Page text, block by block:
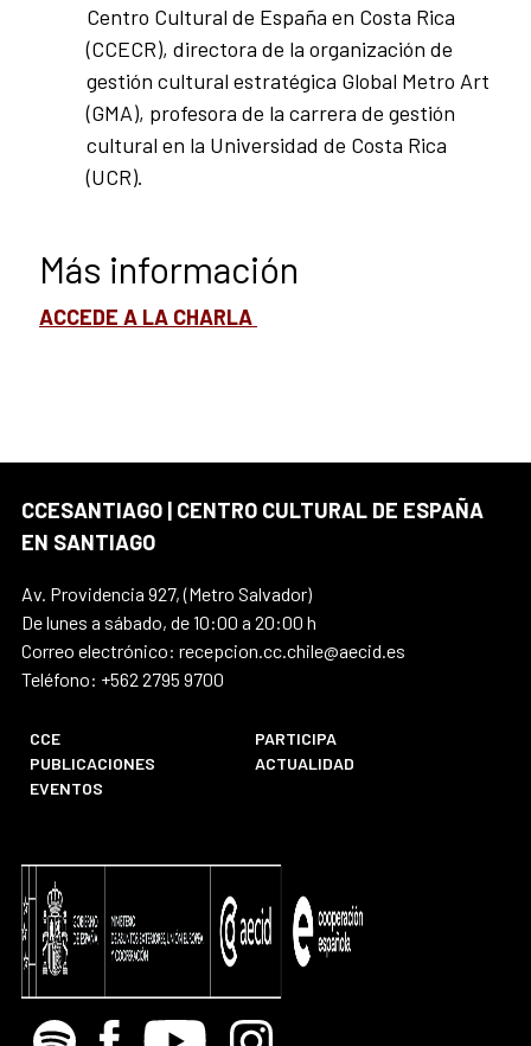
Centro Cultural de España en Costa Rica
(CCECR), directora de la organización de
gestión cultural estratégica Global Metro Art
(GMA), profesora de la carrera de gestión
cultural en la Universidad de Costa Rica
(UCR).
Más información
ACCEDE A LA CHARLA
CCESANTIAGO | CENTRO CULTURAL DE ESPAÑA
EN SANTIAGO
Av. Providencia 927, (Metro Salvador)
De lunes a sábado, de 10:00 a 20:00 h
Correo electrónico: recepcion.cc.chile@aecid.es
Teléfono: +562 2795 9700
CCE
PARTICIPA
PUBLICACIONES
ACTUALIDAD
EVENTOS
Spotify Facebook
Youtube Instagram